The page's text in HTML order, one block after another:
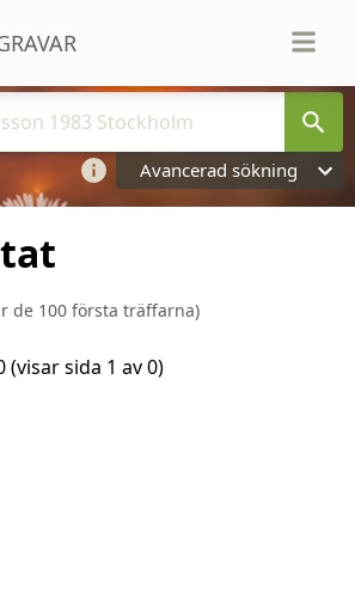
Avancerad sökning
de 100 första träffarna)
(visar sida 1 av0)